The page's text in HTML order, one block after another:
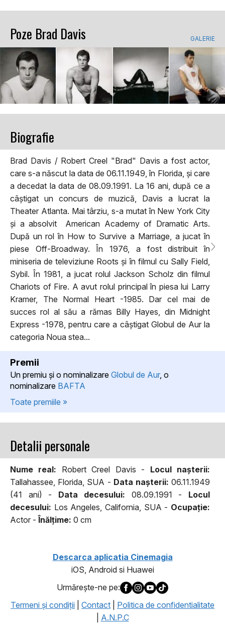
Poze Brad Davis GALERIE
Biografie
Brad Davis / Robert Creel "Brad" Davis a fost actor,
care s-a născut la data de 06.11.1949, în Florida, și care
a decedat la data de 08.09.1991. La 16 ani, după ce a
câștigat un concurs de muzică, Davis a lucrat la
Theater Atlanta. Mai târziu, s-a mutat în New York City
și a absolvit American Academy of Dramatic Arts.
După un rol în How to Survive a Marriage, a jucat în
piese Off-Broadway. În 1976, a fost distribuit în
miniseria de televiziune Roots și în filmul cu Sally Field,
Sybil. În 1981, a jucat rolul Jackson Scholz din filmul
Chariots of Fire. A avut rolul principal în piesa lui Larry
Kramer, The Normal Heart -1985. Dar cel mai de
succes rol al său a rămas Billy Hayes, din Midnight
Express -1978, pentru care a câștigat Globul de Aur la
categoria Noua stea...
Premii
Un premiu şi o nominalizare Globul de Aur, o
nominalizare BAFTA
Toate premiile »
Detalii personale
Nume real: Robert Creel Davis - Locul naşterii:
Tallahassee, Florida, SUA - Data naşterii: 06.11.1949
(41 ani) - Data decesului: 08.09.1991 - Locul
decesului: Los Angeles, California, SUA - Ocupaţie:
Actor -Înălţime: 0 cm
Descarca aplicatia Cinemagia
iOS, Android si Huawei
Urmăreşte-ne pe:
Termeni şi condiţii
Contact
Politica de confidentialitate
A.N.P.C